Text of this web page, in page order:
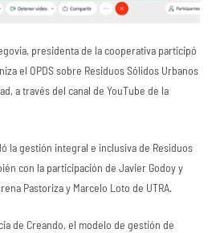
presidenta de la cooperativa participó
el OPDS sobre Residuos Sólidos Urbanos
a través del canal de YouTube de la
la gestión integral e inclusiva de Residuos
con la participación de Javier Godoy y
Pastoriza y Marcelo Loto de UTRA.
de Creando, el modelo de gestión de